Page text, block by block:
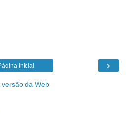
›
inicial
versão da Web